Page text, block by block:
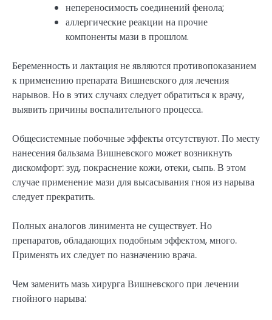
непереносимость соединений фенола;
аллергические реакции на прочие
компоненты мази в прошлом.
Беременность и лактация не являются противопоказанием
к применению препарата Вишневского для лечения
нарывов. Но в этих случаях следует обратиться к врачу,
выявить причины воспалительного процесса.
Общесистемные побочные эффекты отсутствуют. По месту
нанесения бальзама Вишневского может возникнуть
дискомфорт: зуд, покраснение кожи, отеки, сыпь. В этом
случае применение мази для высасывания гноя из нарыва
следует прекратить.
Полных аналогов линимента не существует. Но
препаратов, обладающих подобным эффектом, много.
Применять их следует по назначению врача.
Чем заменить мазь хирурга Вишневского при лечении
гнойного нарыва: